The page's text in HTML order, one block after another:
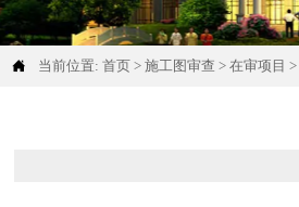
 当前位置: 首页 > 施工图审查 > 在审项目 >